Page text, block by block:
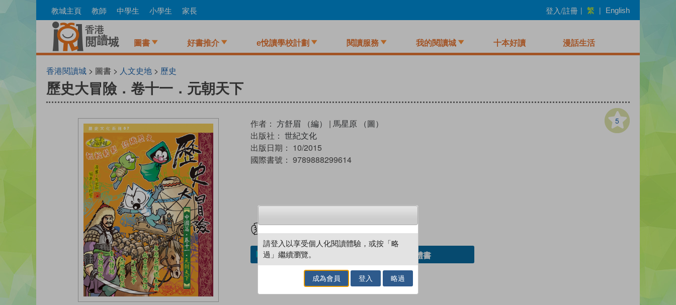
to
教城主頁 教師 中學生 小學生 家長 登入/註冊 | 繁 | English
圖書 好書推介 e悅讀學校計劃 閱讀服務 我的閱讀城 十本好讀 漫話生活
香港閱讀城 > 圖書 > 人文史地 > 歷史
歷史大冒險．卷十一．元朝天下
5
作者： 方舒眉 （編） | 馬星原 （圖）
出版社： 世紀文化
出版日期： 10/2015
國際書號： 9789888299614
加入／閱讀電子書 借閱實體書
請登入以享受個人化閱讀體驗，或按「略
過」繼續瀏覽。
成為會員 登入 略過